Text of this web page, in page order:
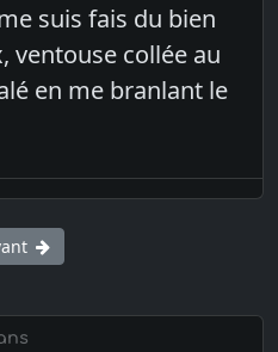
suis fais du bien
ventouse collée au
en me branlant le